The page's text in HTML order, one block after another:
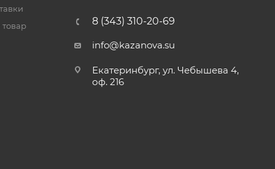
товар
8 (343) 310-20-69
info@kazanova.su
Екатеринбург, ул. Чебышева 4,
оф. 216